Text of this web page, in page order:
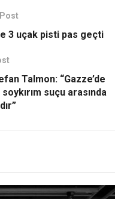
3 uçak pisti pas geçti
Talmon: “Gazze’de
suçu arasında